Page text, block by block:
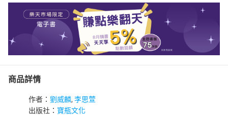
商品詳情
作者： 劉威麟, 李思萱
出版社： 寶瓶文化